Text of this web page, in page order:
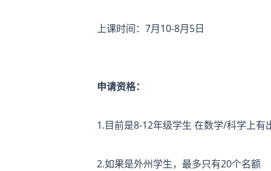
上课时间：7月10-8月5日
申请资格：
1.目前是8-12年级学生 在数学/科学上有
2.如果是外州学生，最多只有20个名额